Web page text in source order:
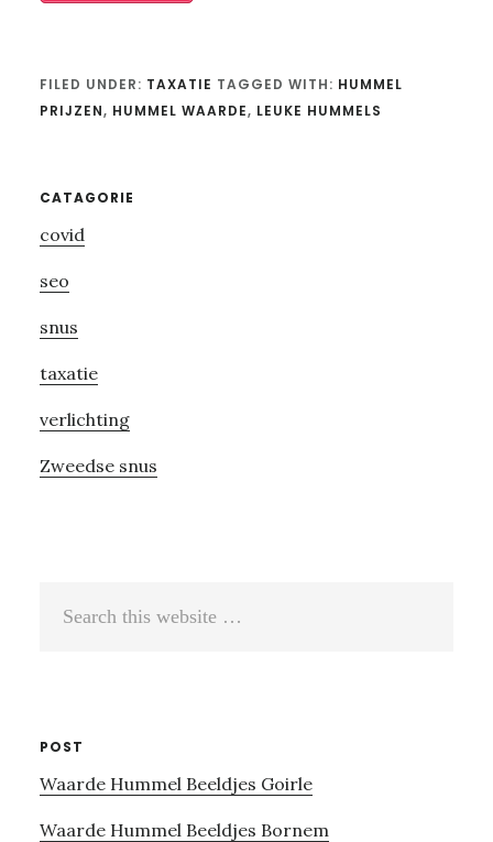
FILED UNDER: TAXATIE TAGGED WITH: HUMMEL
PRIJZEN, HUMMEL WAARDE, LEUKE HUMMELS
Primary
Sidebar
CATAGORIE
covid
seo
snus
taxatie
verlichting
Zweedse snus
POST
Waarde Hummel Beeldjes Goirle
Waarde Hummel Beeldjes Bornem